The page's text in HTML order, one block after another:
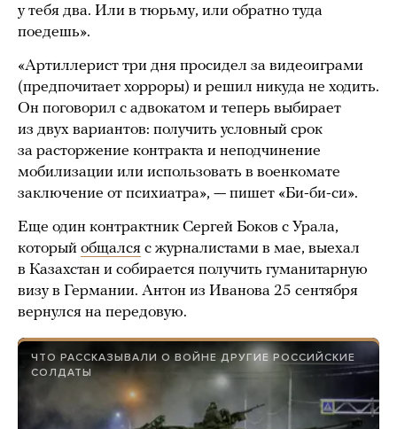
у тебя два. Или в тюрьму, или обратно туда
поедешь».
«Артиллерист три дня просидел за видеоиграми
(предпочитает хорроры) и решил никуда не ходить.
Он поговорил с адвокатом и теперь выбирает
из двух вариантов: получить условный срок
за расторжение контракта и неподчинение
мобилизации или использовать в военкомате
заключение от психиатра», — пишет «Би-би-си».
Еще один контрактник Сергей Боков с Урала,
который общался с журналистами в мае, выехал
в Казахстан и собирается получить гуманитарную
визу в Германии. Антон из Иванова 25 сентября
вернулся на передовую.
ЧТО РАССКАЗЫВАЛИ О ВОЙНЕ ДРУГИЕ РОССИЙСКИЕ
СОЛДАТЫ